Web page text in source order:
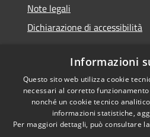
Note legali
Dichiarazione di accessibilità
RSS
Accessibilità
Cookie
Informazioni
Questo sito web utilizza cookie
necessari al corretto
nonché un cookie tecnico
informazioni statistiche,
Per maggiori dettagli, può consultare